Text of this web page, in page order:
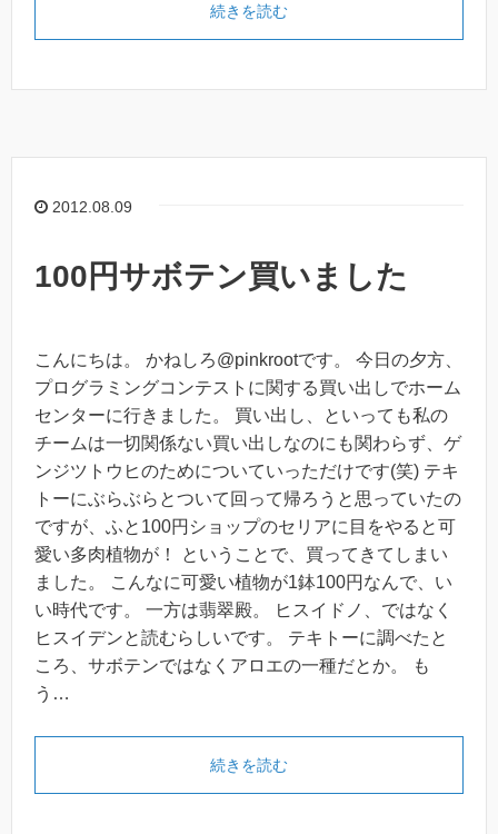
続きを読む
2012.08.09
100円サボテン買いました
こんにちは。 かねしろ@pinkrootです。 今日の夕方、
プログラミングコンテストに関する買い出しでホーム
センターに行きました。 買い出し、といっても私の
チームは一切関係ない買い出しなのにも関わらず、ゲ
ンジツトウヒのためについていっただけです(笑) テキ
トーにぶらぶらとついて回って帰ろうと思っていたの
ですが、ふと100円ショップのセリアに目をやると可
愛い多肉植物が！ ということで、買ってきてしまい
ました。 こんなに可愛い植物が1鉢100円なんで、い
い時代です。 一方は翡翠殿。 ヒスイドノ、ではなく
ヒスイデンと読むらしいです。 テキトーに調べたと
ころ、サボテンではなくアロエの一種だとか。 も
う…
続きを読む